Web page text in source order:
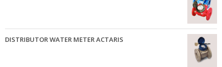
DISTRIBUTOR WATER METER ACTARIS